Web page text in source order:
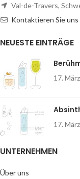
Val-de-Travers,
Kontaktieren Sie uns
NEUESTE EINTRÄGE
17.
17.
UNTERNEHMEN
Über uns